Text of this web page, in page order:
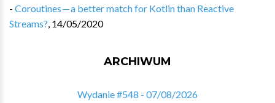
- Coroutines — a better match for Kotlin than Reactive
Streams?, 14/05/2020
ARCHIWUM
Wydanie #548 - 07/08/2026